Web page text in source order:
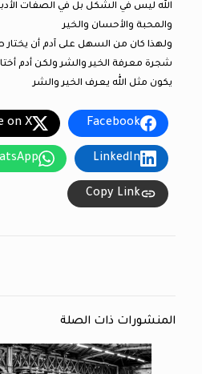
الله ليس في الشكل بل في الصفات
والمحبة والأحسان والخير
ولهذا كان من السهل على آدم أن يختار
شجرة معرفة الخير والشر ولكن أدم
يكون مثل الله يعرف الخير والشر
Facebook
on X
LinkedIn
Copy Link
المنشورات ذات الصلة